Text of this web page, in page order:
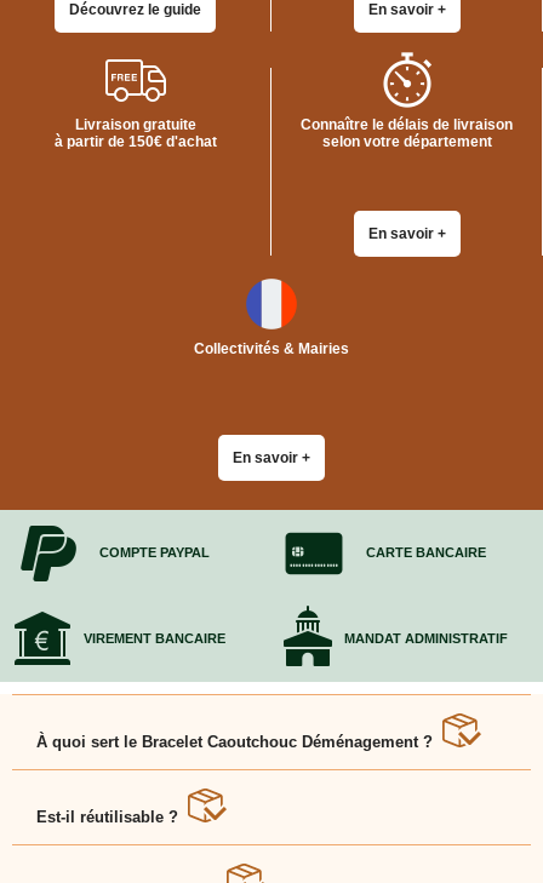
Découvrez le guide En savoir +
Livraison gratuite
à partir de 150€ d'achat
Connaître le délais de livraison
selon votre département
En savoir +
Collectivités & Mairies
En savoir +
COMPTE PAYPAL CARTE BANCAIRE
VIREMENT BANCAIRE MANDAT ADMINISTRATIF
À quoi sert le Bracelet Caoutchouc Déménagement ?
meubles pendant le transport.
Est-il réutilisable ?